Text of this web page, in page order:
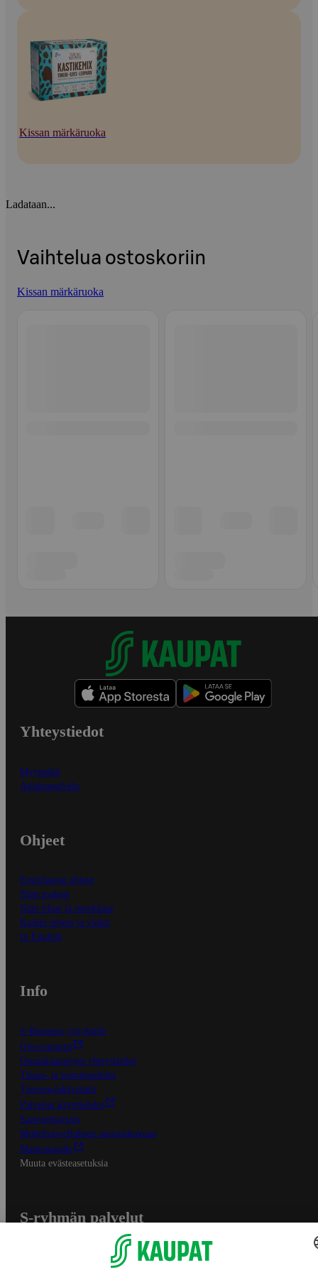
Kissan märkäruoka
Ladataan...
Vaihtelua ostoskoriin
Kissan märkäruoka
Yhteystiedot
Myymälät
Asiakaspalvelu
Ohjeet
Ensitilaajan ohjeet
Näin maksat
Näin tilaat ja muokkaat
Kaikki ohjeet ja vinkit
In English
Info
S-Business yrityksille
Oiva-raportit
Osuuskauppojen yhteystiedot
Tilaus- ja toimitusehdot
Tietosuojakäytäntö
Palvelun käyttöehdot
Saavutettavuus
Mobiilisovelluksen saavutettavuus
Mainostajalle
Muuta evästeasetuksia
S-ryhmän palvelut